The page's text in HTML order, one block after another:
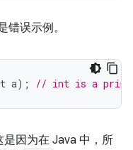
误示例。
a); // int is a
因为在 Java 中，所